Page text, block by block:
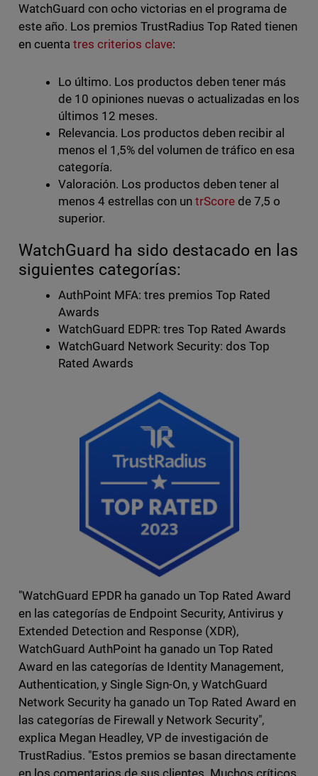
WatchGuard con ocho victorias en el programa de
este año. Los premios TrustRadius Top Rated tienen
en cuenta tres criterios clave:
Lo último. Los productos deben tener más
de 10 opiniones nuevas o actualizadas en los
últimos 12 meses.
Relevancia. Los productos deben recibir al
menos el 1,5% del volumen de tráfico en esa
categoría.
Valoración. Los productos deben tener al
menos 4 estrellas con un trScore de 7,5 o
superior.
WatchGuard ha sido destacado en las
siguientes categorías:
AuthPoint MFA: tres premios Top Rated
Awards
WatchGuard EDPR: tres Top Rated Awards
WatchGuard Network Security: dos Top
Rated Awards
"WatchGuard EPDR ha ganado un Top Rated Award
en las categorías de Endpoint Security, Antivirus y
Extended Detection and Response (XDR),
WatchGuard AuthPoint ha ganado un Top Rated
Award en las categorías de Identity Management,
Authentication, y Single Sign-On, y WatchGuard
Network Security ha ganado un Top Rated Award en
las categorías de Firewall y Network Security",
explica Megan Headley, VP de investigación de
TrustRadius. "Estos premios se basan directamente
en los comentarios de sus clientes. Muchos críticos